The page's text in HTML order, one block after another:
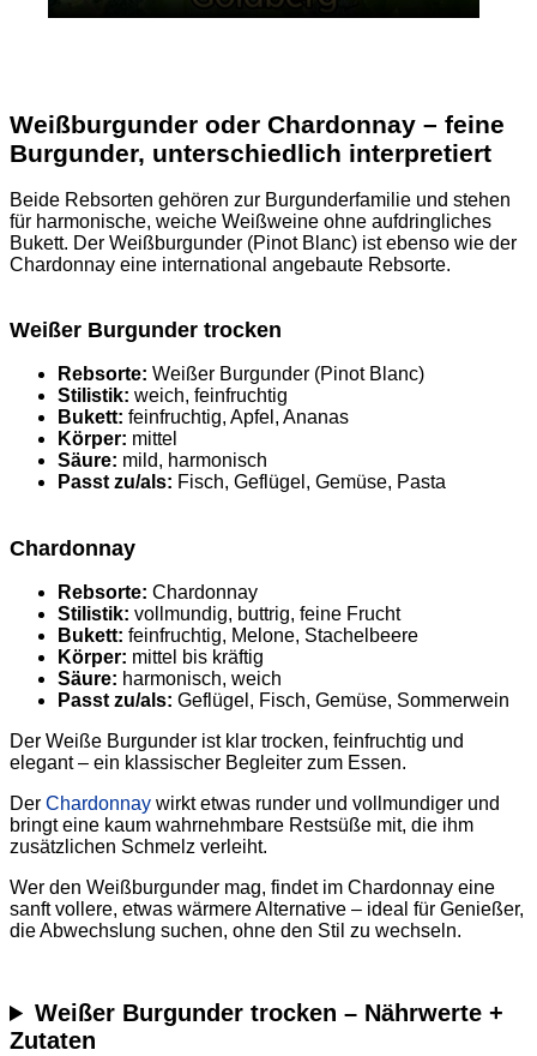
Weißburgunder oder Chardonnay – feine
Burgunder, unterschiedlich interpretiert
Beide Rebsorten gehören zur Burgunderfamilie und stehen
für harmonische, weiche Weißweine ohne aufdringliches
Bukett. Der Weißburgunder (Pinot Blanc) ist ebenso wie der
Chardonnay eine international angebaute Rebsorte.
Weißer Burgunder trocken
Rebsorte: Weißer Burgunder (Pinot Blanc)
Stilistik: weich, feinfruchtig
Bukett: feinfruchtig, Apfel, Ananas
Körper: mittel
Säure: mild, harmonisch
Passt zu/als: Fisch, Geflügel, Gemüse, Pasta
Chardonnay
Rebsorte: Chardonnay
Stilistik: vollmundig, buttrig, feine Frucht
Bukett: feinfruchtig, Melone, Stachelbeere
Körper: mittel bis kräftig
Säure: harmonisch, weich
Passt zu/als: Geflügel, Fisch, Gemüse, Sommerwein
Der Weiße Burgunder ist klar trocken, feinfruchtig und
elegant – ein klassischer Begleiter zum Essen.
Der Chardonnay wirkt etwas runder und vollmundiger und
bringt eine kaum wahrnehmbare Restsüße mit, die ihm
zusätzlichen Schmelz verleiht.
Wer den Weißburgunder mag, findet im Chardonnay eine
sanft vollere, etwas wärmere Alternative – ideal für Genießer,
die Abwechslung suchen, ohne den Stil zu wechseln.
Weißer Burgunder trocken – Nährwerte +
Zutaten